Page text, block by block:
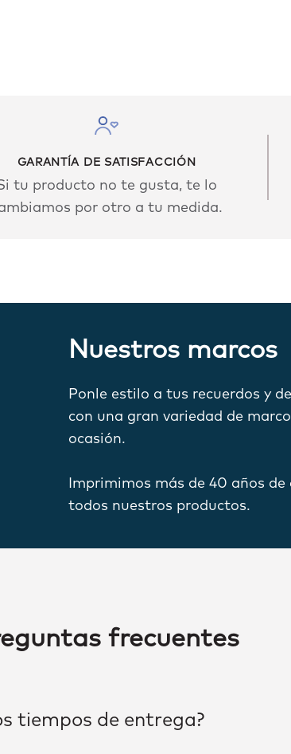
GARANTÍA DE SATISFACCIÓN
tu producto no te gusta, te lo
por otro a tu medida.
Nuestros marcos
Ponle estilo a tus recuerdos y
con una gran variedad de
ocasión.
Imprimimos más de 40 años
todos nuestros productos.
frecuentes
tiempos de entrega?